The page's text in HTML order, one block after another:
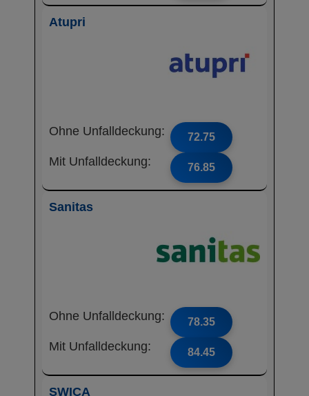
Atupri
Ohne Unfalldeckung: 72.75
Mit Unfalldeckung: 76.85
Sanitas
Ohne Unfalldeckung: 78.35
Mit Unfalldeckung: 84.45
SWICA